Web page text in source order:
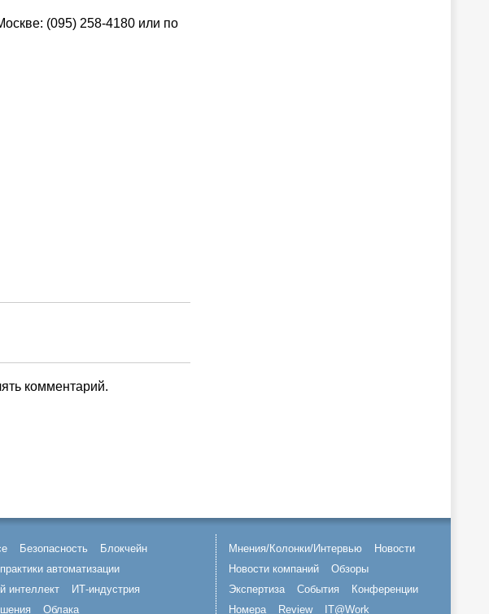
(095) 258-4180 или по
комментарий.
Безопасность
Блокчейн
автоматизации
интеллект
ИТ-индустрия
Облака
Мнения/Колонки/Интервью
Новости
Новости компаний
Обзоры
Экспертиза
События
Конференции
Номера
Review IT@Work